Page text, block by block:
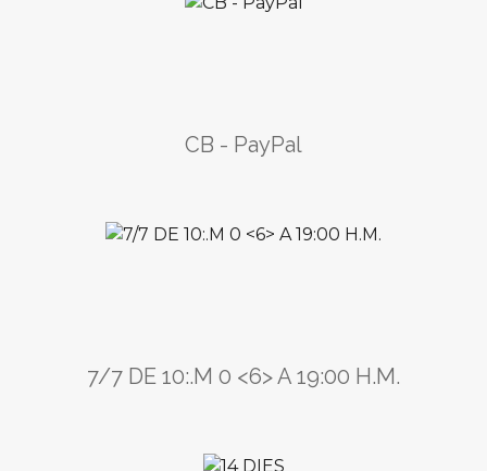
CB - PayPal
7/7 DE 10:.M 0 <6> A 19:00 H.M.